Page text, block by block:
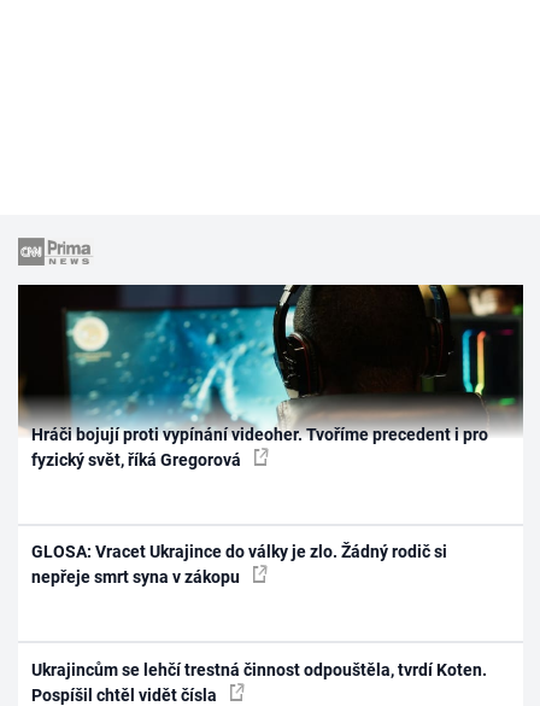
Hráči bojují proti vypínání videoher. Tvoříme precedent i pro
fyzický svět, říká Gregorová
GLOSA: Vracet Ukrajince do války je zlo. Žádný rodič si
nepřeje smrt syna v zákopu
Ukrajincům se lehčí trestná činnost odpouštěla, tvrdí Koten.
Pospíšil chtěl vidět čísla